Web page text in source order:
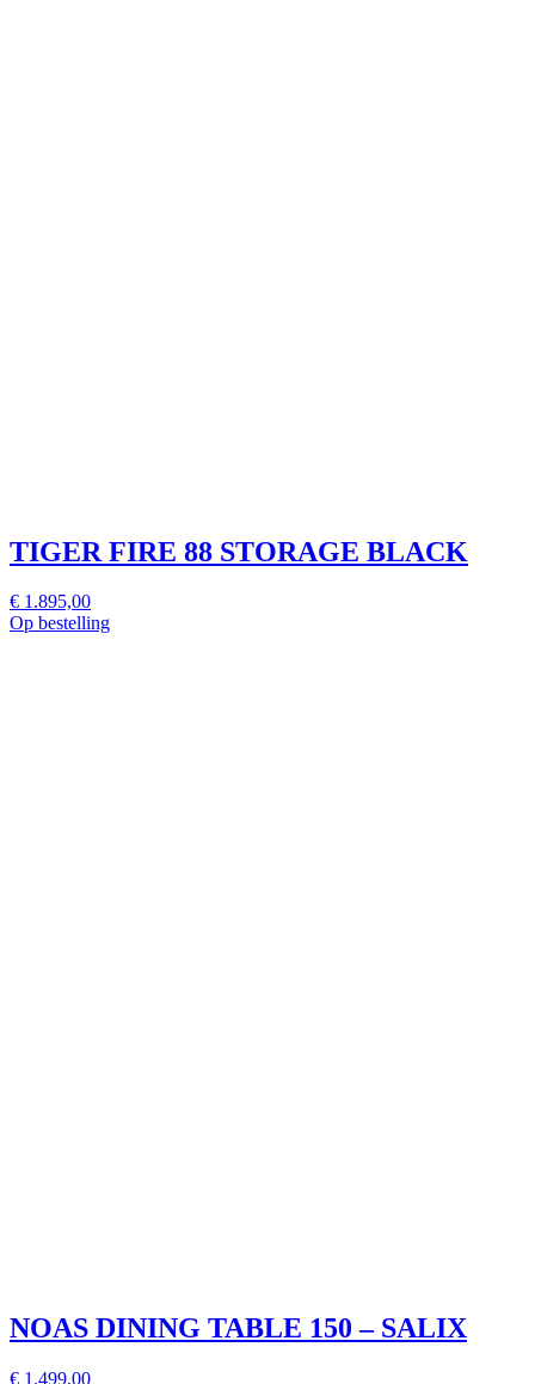
TIGER FIRE 88 STORAGE BLACK
€ 1.895,00
Op bestelling
NOAS DINING TABLE 150 – SALIX
€ 1.499,00